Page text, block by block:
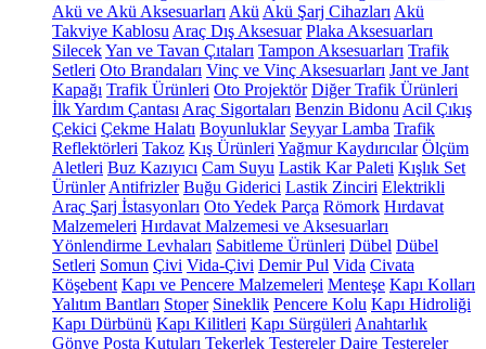
Akü ve Akü Aksesuarları Akü Akü Şarj Cihazları Akü
Takviye Kablosu Araç Dış Aksesuar Plaka Aksesuarları
SilecekYan ve Tavan Çıtaları Tampon Aksesuarları Trafik
Setleri Oto Brandaları Vinç ve Vinç Aksesuarları Jant ve Jant
Kapağı Trafik Ürünleri Oto Projektör Diğer Trafik Ürünleri
İlk Yardım Çantası Araç Sigortaları Benzin Bidonu Acil Çıkış
Çekici Çekme Halatı Boyunluklar Seyyar Lamba Trafik
Reflektörleri Takoz Kış Ürünleri Yağmur Kaydırıcılar Ölçüm
Aletleri Buz Kazıyıcı Cam Suyu Lastik Kar Paleti Kışlık Set
Ürünler Antifrizler Buğu Giderici Lastik Zinciri Elektrikli
Araç Şarj İstasyonları Oto Yedek Parça Römork Hırdavat
Malzemeleri Hırdavat Malzemesi ve Aksesuarları
Yönlendirme Levhaları Sabitleme Ürünleri Dübel Dübel
Setleri Somun Çivi Vida-Çivi Demir Pul Vida Civata
Köşebent Kapı ve Pencere Malzemeleri Menteşe Kapı Kolları
Yalıtım Bantları Stoper Sineklik Pencere Kolu Kapı Hidroliği
Kapı Dürbünü Kapı Kilitleri Kapı Sürgüleri Anahtarlık
Gönye Posta Kutuları Tekerlek Testereler Daire Testereler